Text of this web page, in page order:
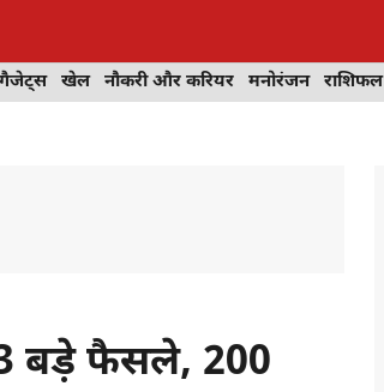
गैजेट्स खेल नौकरी और करियर मनोरंजन राशिफल
बड़े फैसले, 200